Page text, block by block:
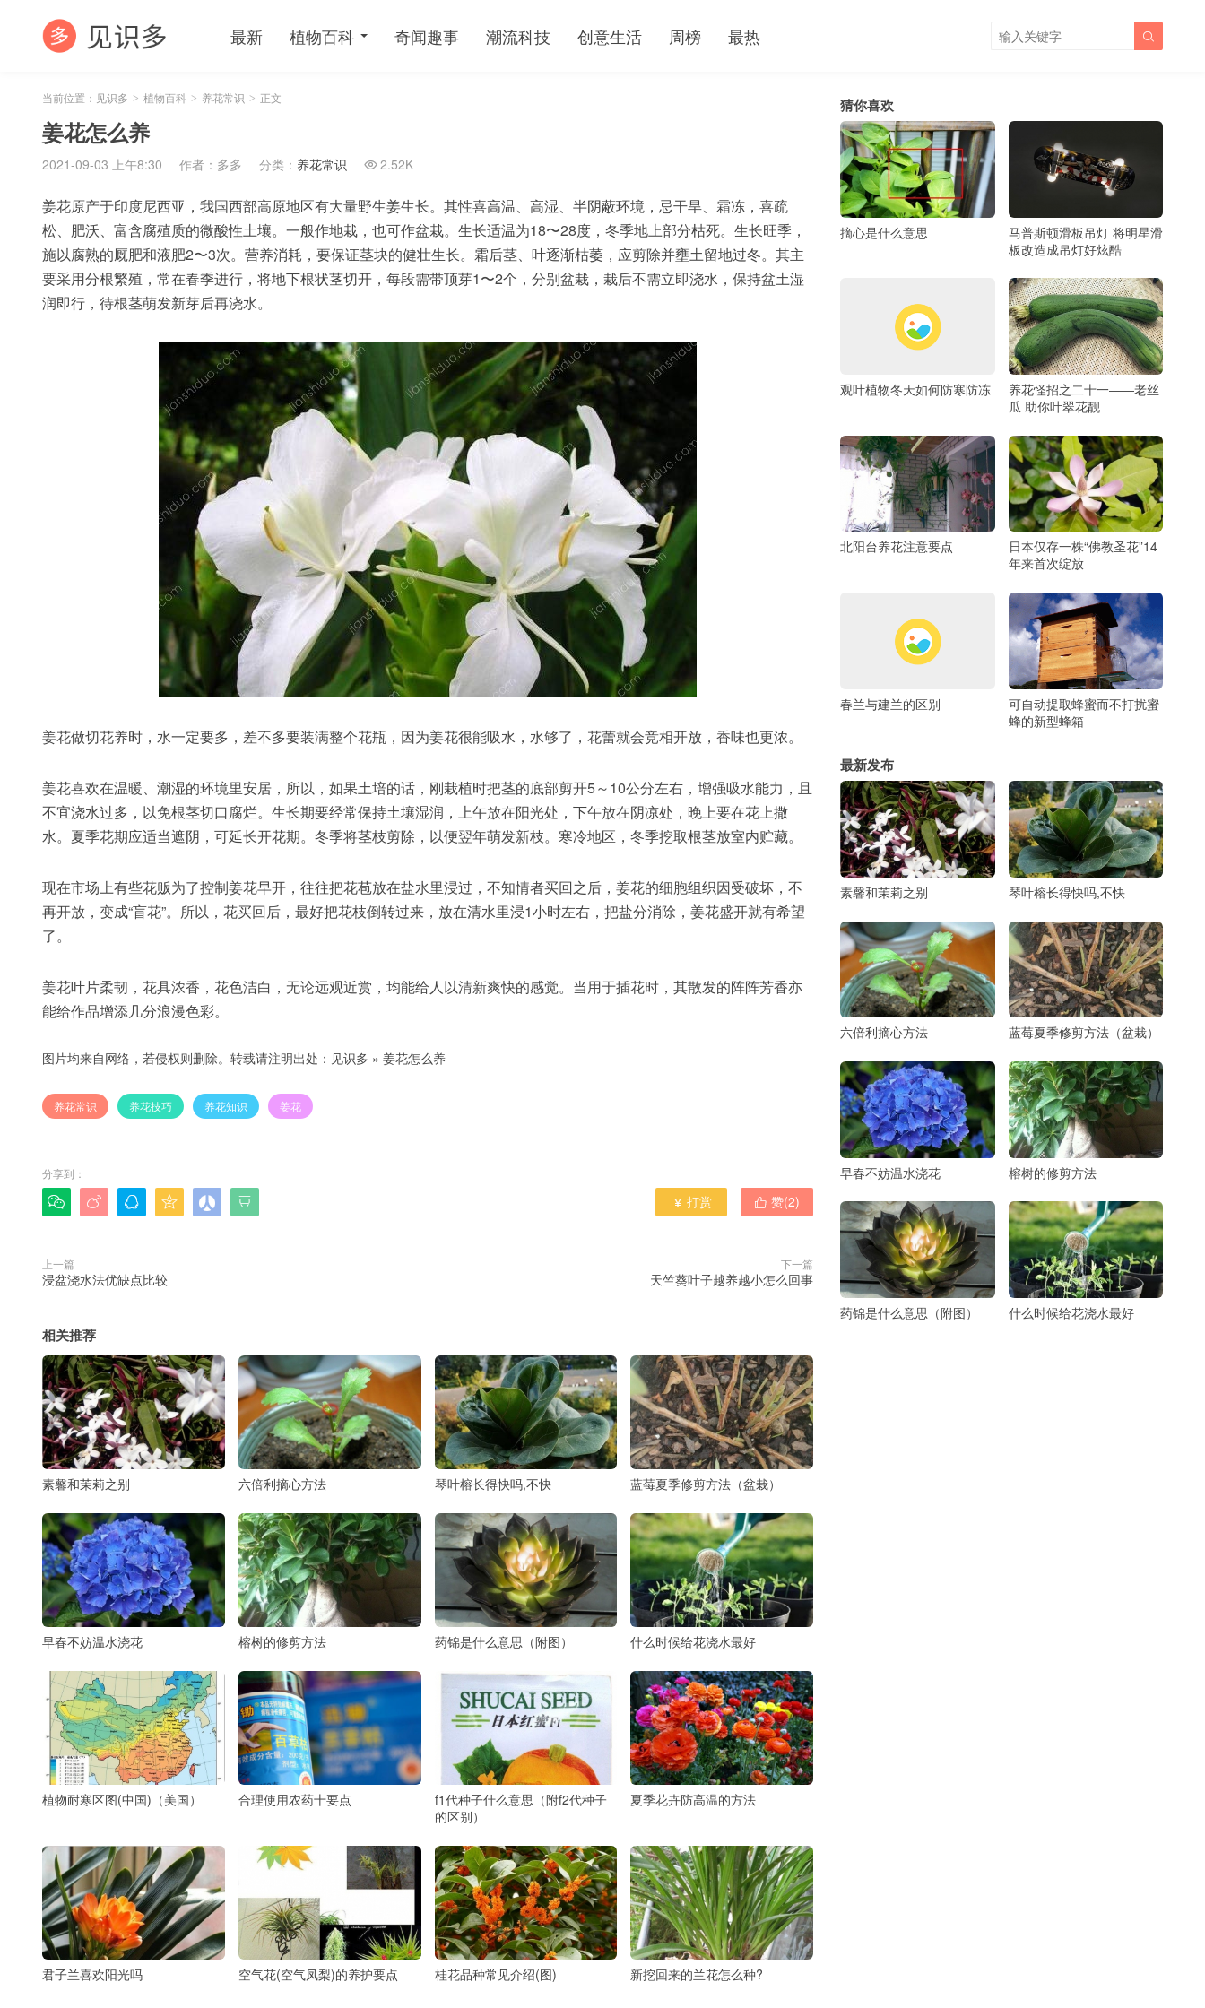
最新 植物百科 奇闻趣事 潮流科技 创意生活 周榜 最热 
当前位置： 见识多 > 植物百科 > 养花常识 > 正文
姜花怎么养
2021-09-03 上午8:30 作者：多多 分类： 养花常识  2.52K
姜花原产于印度尼西亚，我国西部高原地区有大量野生姜生长。其性喜高温、高湿、半阴蔽环境，忌干旱、霜冻，喜疏
松、肥沃、富含腐殖质的微酸性土壤。一般作地栽，也可作盆栽。生长适温为18〜28度，冬季地上部分枯死。生长旺季，
施以腐熟的厩肥和液肥2〜3次。营养消耗，要保证茎块的健壮生长。霜后茎、叶逐渐枯萎，应剪除并壅土留地过冬。其主
要采用分根繁殖，常在春季进行，将地下根状茎切开，每段需带顶芽1〜2个，分别盆栽，栽后不需立即浇水，保持盆土湿
润即行，待根茎萌发新芽后再浇水。
姜花做切花养时，水一定要多，差不多要装满整个花瓶，因为姜花很能吸水，水够了，花蕾就会竞相开放，香味也更浓。
姜花喜欢在温暖、潮湿的环境里安居，所以，如果土培的话，刚栽植时把茎的底部剪开5～10公分左右，增强吸水能力，且
不宜浇水过多，以免根茎切口腐烂。生长期要经常保持土壤湿润，上午放在阳光处，下午放在阴凉处，晚上要在花上撒
水。夏季花期应适当遮阴，可延长开花期。冬季将茎枝剪除，以便翌年萌发新枝。寒冷地区，冬季挖取根茎放室内贮藏。
现在市场上有些花贩为了控制姜花早开，往往把花苞放在盐水里浸过，不知情者买回之后，姜花的细胞组织因受破坏，不
再开放，变成“盲花”。所以，花买回后，最好把花枝倒转过来，放在清水里浸1小时左右，把盐分消除，姜花盛开就有希望
了。
姜花叶片柔韧，花具浓香，花色洁白，无论远观近赏，均能给人以清新爽快的感觉。当用于插花时，其散发的阵阵芳香亦
能给作品增添几分浪漫色彩。
图片均来自网络，若侵权则删除。转载请注明出处： 见识多 » 姜花怎么养
养花常识 养花技巧 养花知识 姜花
分享到：
       赞(2)
 打赏
上一篇
浸盆浇水法优缺点比较
下一篇
天竺葵叶子越养越小怎么回事
相关推荐
素馨和茉莉之别 六倍利摘心方法 琴叶榕长得快吗,不快 蓝莓夏季修剪方法（盆栽）
早春不妨温水浇花 榕树的修剪方法 药锦是什么意思（附图） 什么时候给花浇水最好
植物耐寒区图(中国)（美国） 合理使用农药十要点
f1代种子什么意思（附f2代种子
的区别）
夏季花卉防高温的方法
君子兰喜欢阳光吗 空气花(空气凤梨)的养护要点 桂花品种常见介绍(图) 新挖回来的兰花怎么种?
猜你喜欢
摘心是什么意思
马普斯顿滑板吊灯 将明星滑
板改造成吊灯好炫酷
观叶植物冬天如何防寒防冻
养花怪招之二十一――老丝
瓜 助你叶翠花靓
北阳台养花注意要点
日本仅存一株“佛教圣花”14
年来首次绽放
春兰与建兰的区别
可自动提取蜂蜜而不打扰蜜
蜂的新型蜂箱
最新发布
素馨和茉莉之别 琴叶榕长得快吗,不快
六倍利摘心方法 蓝莓夏季修剪方法（盆栽）
早春不妨温水浇花 榕树的修剪方法
药锦是什么意思（附图） 什么时候给花浇水最好